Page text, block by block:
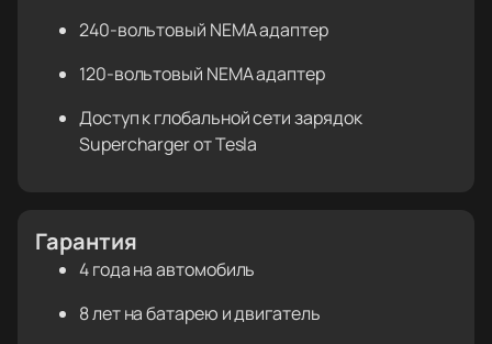
240-вольтовый NEMA адаптер
120-вольтовый NEMA адаптер
Доступ к глобальной сети зарядок
Supercharger от Tesla
Гарантия
4 года на автомобиль
8 лет на батарею и двигатель